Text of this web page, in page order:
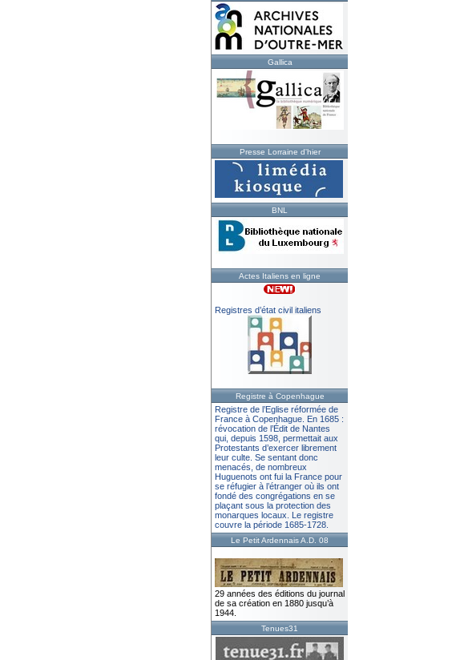
Gallica
Presse Lorraine d'hier
BNL
Actes Italiens en ligne
Registres d’état civil italiens
Registre à Copenhague
Registre de l’Eglise réformée de
France à Copenhague. En 1685 :
révocation de l’Édit de Nantes
qui, depuis 1598, permettait aux
Protestants d’exercer librement
leur culte. Se sentant donc
menacés, de nombreux
Huguenots ont fui la France pour
se réfugier à l’étranger où ils ont
fondé des congrégations en se
plaçant sous la protection des
monarques locaux. Le registre
couvre la période 1685-1728.
Le Petit Ardennais A.D. 08
29 années des éditions du journal
de sa création en 1880 jusqu’à
1944.
Tenues31